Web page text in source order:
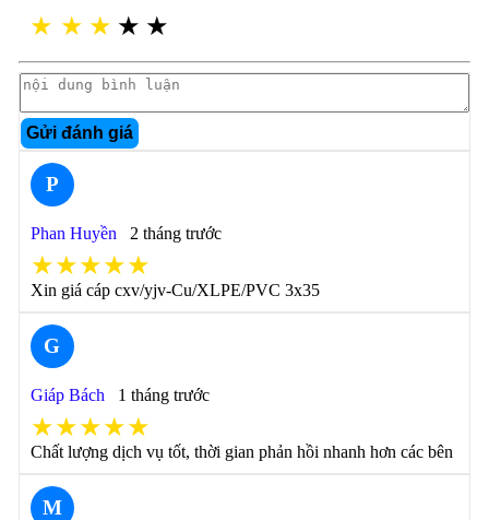
★ ★ ★ ★ ★
Gửi đánh giá
P
Phan Huyền 2 tháng trước
★★★★★
Xin giá cáp cxv/yjv-Cu/XLPE/PVC 3x35
G
Giáp Bách 1 tháng trước
★★★★★
Chất lượng dịch vụ tốt, thời gian phản hồi nhanh hơn các bên
M